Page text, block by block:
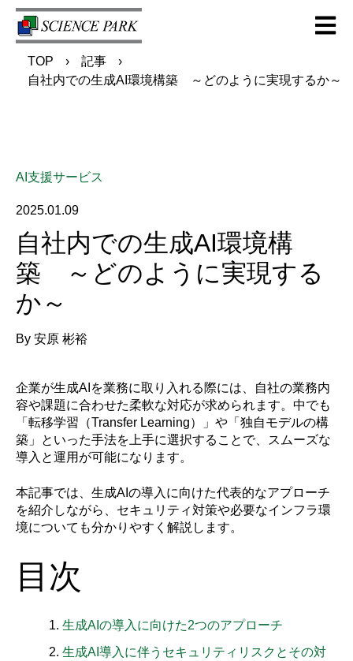
Open
TOP
記事
自社内での生成AI環境構築 ～どのように実現するか～
AI支援サービス
2025.01.09
自社内での生成AI環境構
築 ～どのように実現する
か～
By 安原 彬裕
企業が生成AIを業務に取り入れる際には、自社の業務内
容や課題に合わせた柔軟な対応が求められます。中でも
「転移学習（Transfer Learning）」や「独自モデルの構
築」といった手法を上手に選択することで、スムーズな
導入と運用が可能になります。
本記事では、生成AIの導入に向けた代表的なアプローチ
を紹介しながら、セキュリティ対策や必要なインフラ環
境についても分かりやすく解説します。
目次
生成AIの導入に向けた2つのアプローチ
生成AI導入に伴うセキュリティリスクとその対